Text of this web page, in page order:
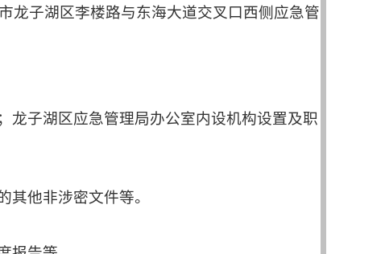
龙子湖区李楼路与东海大道交叉口西侧应急管
龙子湖区应急管理局办公室内设机构设置及职
他非涉密文件等。